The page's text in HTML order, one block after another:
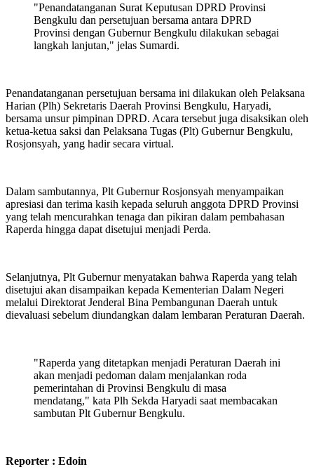
"Penandatanganan Surat Keputusan DPRD Provinsi
Bengkulu dan persetujuan bersama antara DPRD
Provinsi dengan Gubernur Bengkulu dilakukan sebagai
langkah lanjutan," jelas Sumardi.
Penandatanganan persetujuan bersama ini dilakukan oleh Pelaksana
Harian (Plh) Sekretaris Daerah Provinsi Bengkulu, Haryadi,
bersama unsur pimpinan DPRD. Acara tersebut juga disaksikan oleh
ketua-ketua saksi dan Pelaksana Tugas (Plt) Gubernur Bengkulu,
Rosjonsyah, yang hadir secara virtual.
Dalam sambutannya, Plt Gubernur Rosjonsyah menyampaikan
apresiasi dan terima kasih kepada seluruh anggota DPRD Provinsi
yang telah mencurahkan tenaga dan pikiran dalam pembahasan
Raperda hingga dapat disetujui menjadi Perda.
Selanjutnya, Plt Gubernur menyatakan bahwa Raperda yang telah
disetujui akan disampaikan kepada Kementerian Dalam Negeri
melalui Direktorat Jenderal Bina Pembangunan Daerah untuk
dievaluasi sebelum diundangkan dalam lembaran Peraturan Daerah.
"Raperda yang ditetapkan menjadi Peraturan Daerah ini
akan menjadi pedoman dalam menjalankan roda
pemerintahan di Provinsi Bengkulu di masa
mendatang," kata Plh Sekda Haryadi saat membacakan
sambutan Plt Gubernur Bengkulu.
Reporter : Edoin